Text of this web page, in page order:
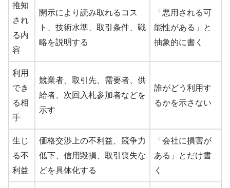
推知
され
る内
容
開示により読み取れるコス
ト、技術水準、取引条件、戦
略を説明する
「悪用される可
能性がある」と
抽象的に書く
利用
でき
る相
手
競業者、取引先、需要者、供
給者、次回入札参加者などを
示す
誰がどう利用す
るかを示さない
生じ
る不
利益
価格交渉上の不利益、競争力
低下、信用毀損、取引喪失な
どを具体化する
「会社に損害が
ある」とだけ書
く